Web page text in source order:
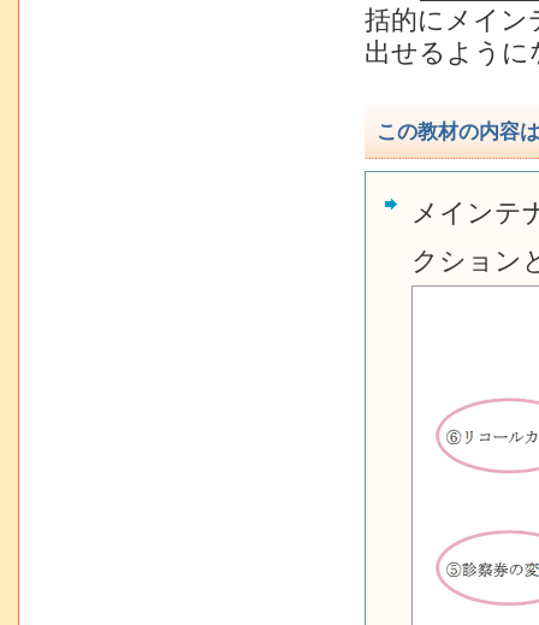
括的にメイン
出せるよう
この教材の内容
メインテ
クション